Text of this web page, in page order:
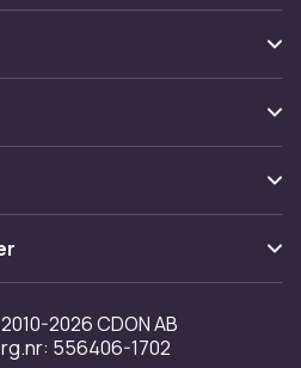
2026 CDON AB
556406-1702